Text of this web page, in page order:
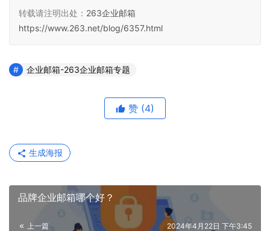
转载请注明出处： 263企业邮箱
https://www.263.net/blog/6357.html
企业邮箱-263企业邮箱专题
赞 (4)
生成海报
品牌企业邮箱哪个好？
上一篇 2024年4月22日 下午3:45